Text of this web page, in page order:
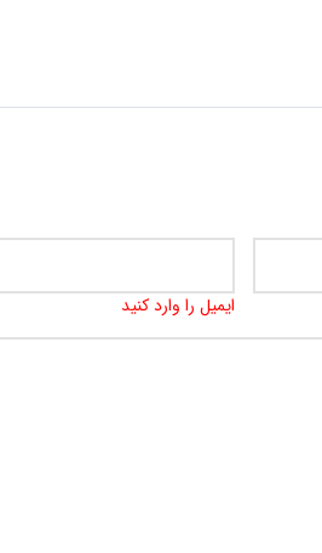
ایمیل را وارد کنید